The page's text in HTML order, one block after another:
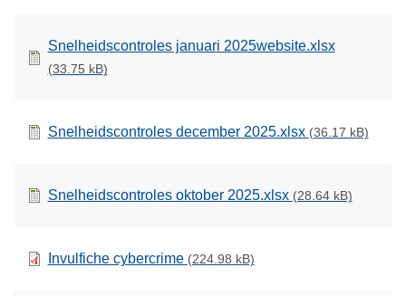
Snelheidscontroles januari 2025website.xlsx
(33.75 kB)
Snelheidscontroles december 2025.xlsx (36.17 kB)
Snelheidscontroles oktober 2025.xlsx (28.64 kB)
Invulfiche cybercrime (224.98 kB)